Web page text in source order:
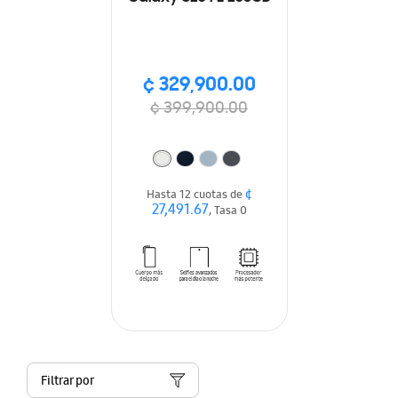
¢ 329,900.00
¢ 399,900.00
Hasta 12 cuotas de¢
27,491.67, Tasa 0
Filtrar por